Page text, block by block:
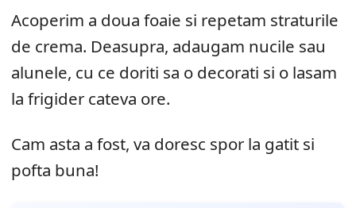
Acoperim a doua foaie si repetam straturile
de crema. Deasupra, adaugam nucile sau
alunele, cu ce doriti sa o decorati si o lasam
la frigider cateva ore.
Cam asta a fost, va doresc spor la gatit si
pofta buna!